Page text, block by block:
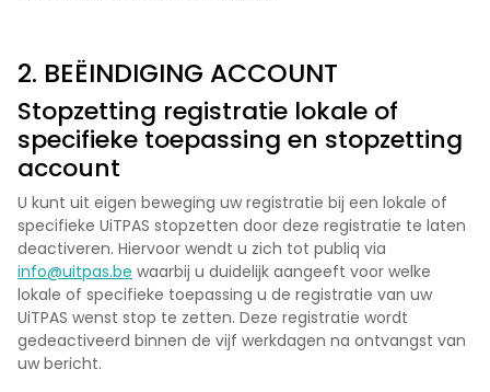
2. BEËINDIGING ACCOUNT
Stopzetting registratie lokale of
specifieke toepassing en stopzetting
account
U kunt uit eigen beweging uw registratie bij een lokale of
specifieke UiTPAS stopzetten door deze registratie te laten
deactiveren. Hiervoor wendt u zich tot publiq via
info@uitpas.be waarbij u duidelijk aangeeft voor welke
lokale of specifieke toepassing u de registratie van uw
UiTPAS wenst stop te zetten. Deze registratie wordt
gedeactiveerd binnen de vijf werkdagen na ontvangst van
uw bericht.